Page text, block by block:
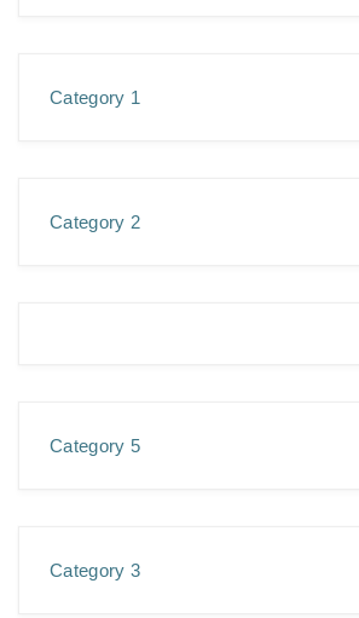
Category 1
Category 2
Category 5
Category 3